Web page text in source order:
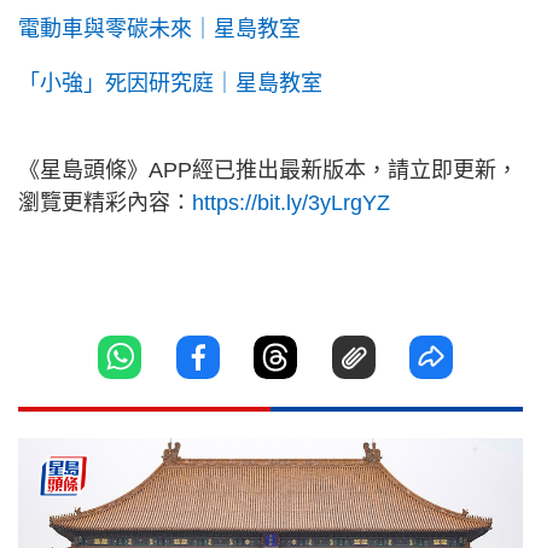
電動車與零碳未來｜星島教室
「小強」死因研究庭｜星島教室
《星島頭條》APP經已推出最新版本，請立即更新，
瀏覽更精彩內容： https://bit.ly/3yLrgYZ